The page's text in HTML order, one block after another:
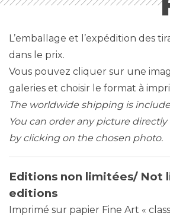
L’emballage et l’expédition des
dans le prix.
Vous pouvez cliquer sur une
galeries et choisir le format à
The worldwide shipping is
You can order any picture
by clicking on the chosen photo.
Editions non limitées/ Not
editions
Imprimé sur papier Fine Art «